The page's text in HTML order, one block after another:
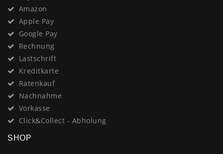
Amazon
Apple Pay
Google Pay
Rechnung
Lastschrift
Kreditkarte
Ratenkauf
Nachnahme
Vorkasse
Click&Collect - Abholung
SHOP